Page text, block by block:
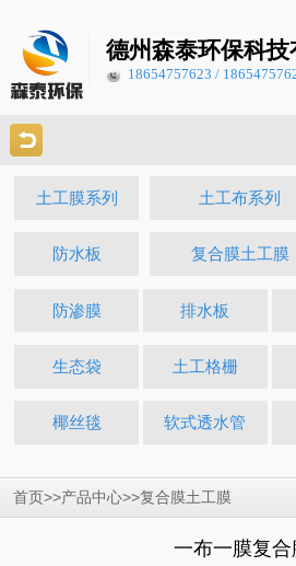
德州森泰环保科技
18654757623 /
土工膜系列 土工布系列
防水板 复合膜土工膜
防渗膜 排水板
生态袋 土工格栅
椰丝毯 软式透水管
首页>>产品中心>>复合膜土工膜
一布一膜复合